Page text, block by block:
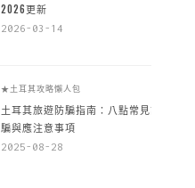
2026更新
2026-03-14
★土耳其攻略懶人包
土耳其旅遊防騙指南：八點常見詐
騙與應注意事項
2025-08-28